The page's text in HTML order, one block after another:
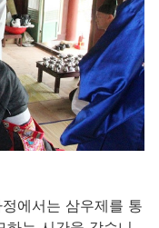
에서는 삼우제를 통